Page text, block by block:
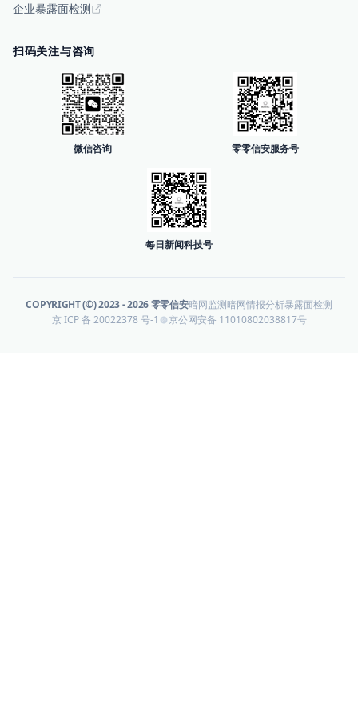
企业暴露面检测
扫码关注与咨询
微信咨询 零零信安服务号
每日新闻科技号
COPYRIGHT (©) 2023 -2026零零信安暗网监测暗网情报分析暴露面检测
京 ICP 备 20022378 号-1
京公网安备 11010802038817号